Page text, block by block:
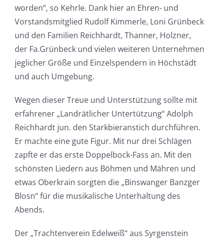
worden“, so Kehrle. Dank hier an Ehren- und
Vorstandsmitglied Rudolf Kimmerle, Loni Grünbeck
und den Familien Reichhardt, Thanner, Holzner,
der Fa.Grünbeck und vielen weiteren Unternehmen
jeglicher Größe und Einzelspendern in Höchstädt
und auch Umgebung.
Wegen dieser Treue und Unterstützung sollte mit
erfahrener „Landrätlicher Untertützung“ Adolph
Reichhardt jun. den Starkbieranstich durchführen.
Er machte eine gute Figur. Mit nur drei Schlägen
zapfte er das erste Doppelbock-Fass an. Mit den
schönsten Liedern aus Böhmen und Mähren und
etwas Oberkrain sorgten die „Binswanger Banzger
Blosn“ für die musikalische Unterhaltung des
Abends.
Der „Trachtenverein Edelweiß“ aus Syrgenstein